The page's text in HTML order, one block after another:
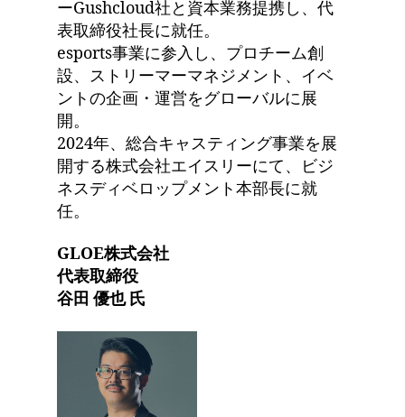
ーGushcloud社と資本業務提携し、代
表取締役社長に就任。
esports事業に参入し、プロチーム創
設、ストリーマーマネジメント、イベ
ントの企画・運営をグローバルに展
開。
2024年、総合キャスティング事業を展
開する株式会社エイスリーにて、ビジ
ネスディベロップメント本部長に就
任。
GLOE株式会社
代表取締役
谷田 優也 氏